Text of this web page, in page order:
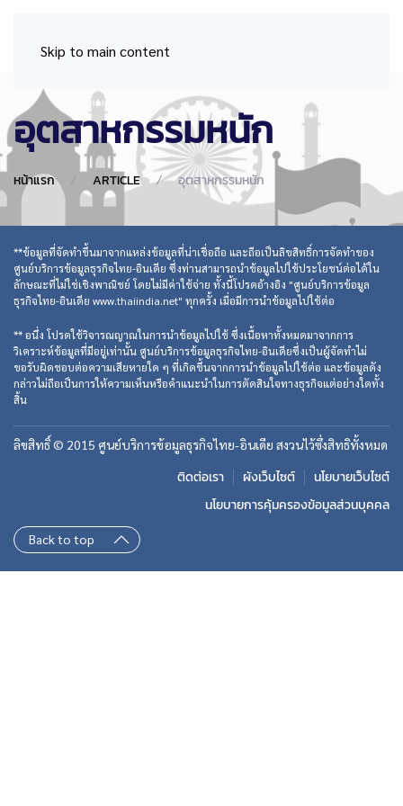
Skip to main content
อุตสาหกรรมหนัก
หน้าแรก ARTICLE อุตสาหกรรมหนัก
**ข้อมูลที่จัดทำขึ้นมาจากแหล่งข้อมูลที่น่าเชื่อถือ และถือเป็นลิขสิทธิ์การจัดทำของ
ศูนย์บริการข้อมูลธุรกิจไทย-อินเดีย ซึ่งท่านสามารถนำข้อมูลไปใช้ประโยชน์ต่อได้ใน
ลักษณะที่ไม่ใช่เชิงพาณิชย์ โดยไม่มีค่าใช้จ่าย ทั้งนี้โปรดอ้างอิง "ศูนย์บริการข้อมูล
ธุรกิจไทย-อินเดีย www.thaiindia.net" ทุกครั้ง เมื่อมีการนำข้อมูลไปใช้ต่อ
** อนึ่ง โปรดใช้วิจารณญาณในการนำข้อมูลไปใช้ ซึ่งเนื้อหาทั้งหมดมาจากการ
วิเคราะห์ข้อมูลที่มีอยู่เท่านั้น ศูนย์บริการข้อมูลธุรกิจไทย-อินเดียซึ่งเป็นผู้จัดทำไม่
ขอรับผิดชอบต่อความเสียหายใด ๆ ที่เกิดขึ้นจากการนำข้อมูลไปใช้ต่อ และข้อมูลดัง
กล่าวไม่ถือเป็นการให้ความเห็นหรือคำแนะนำในการตัดสินใจทางธุรกิจแต่อย่างใดทั้ง
สิ้น
ลิขสิทธิ์ © 2015 ศูนย์บริการข้อมูลธุรกิจไทย-อินเดีย สงวนไว้ซึ่งสิทธิทั้งหมด
ติดต่อเรา ผังเว็บไซต์
นโยบายเว็บไซต์
นโยบายการคุ้มครองข้อมูลส่วนบุคคล
Back to top